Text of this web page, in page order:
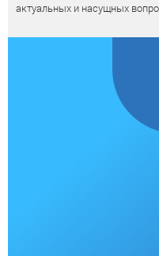
актуальных и насущных